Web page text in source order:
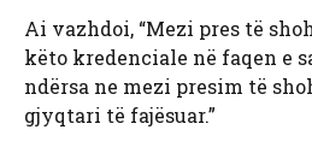
Ai vazhdoi, “Mezi pres të
këto kredenciale në faqen e
ndërsa ne mezi presim të
gjyqtari të fajësuar.”